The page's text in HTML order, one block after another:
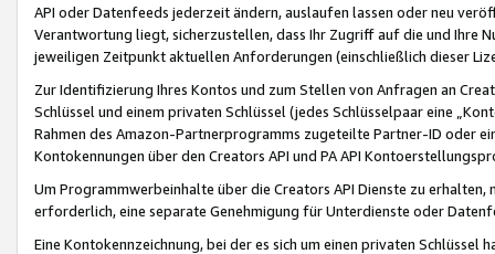
API oder Datenfeeds jederzeit ändern, auslaufen lassen oder neu
Verantwortung liegt, sicherzustellen, dass Ihr Zugriff auf die und Ihre
jeweiligen Zeitpunkt aktuellen Anforderungen (einschließlich dieser
Zur Identifizierung Ihres Kontos und zum Stellen von Anfragen an
Schlüssel und einem privaten Schlüssel (jedes Schlüsselpaar eine
Rahmen des Amazon-Partnerprogramms zugeteilte Partner-ID oder
Kontokennungen über den Creators API und PA API
Um Programmwerbeinhalte über die Creators API Dienste zu
erforderlich, eine separate Genehmigung für Unterdienste oder
Eine Kontokennzeichnung, bei der es sich um einen privaten